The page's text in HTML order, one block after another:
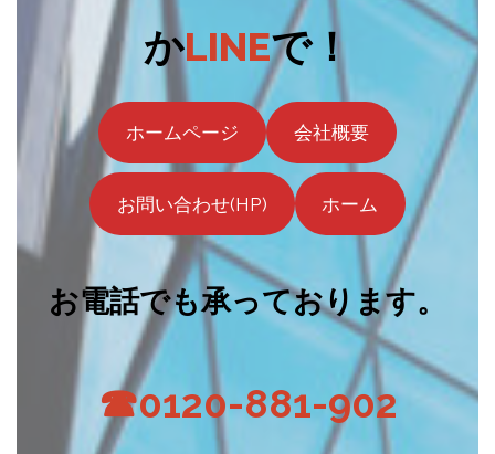
かLINEで！
ホームページ 会社概要
お問い合わせ(HP) ホーム
お電話でも承っております。
☎0120-881-902